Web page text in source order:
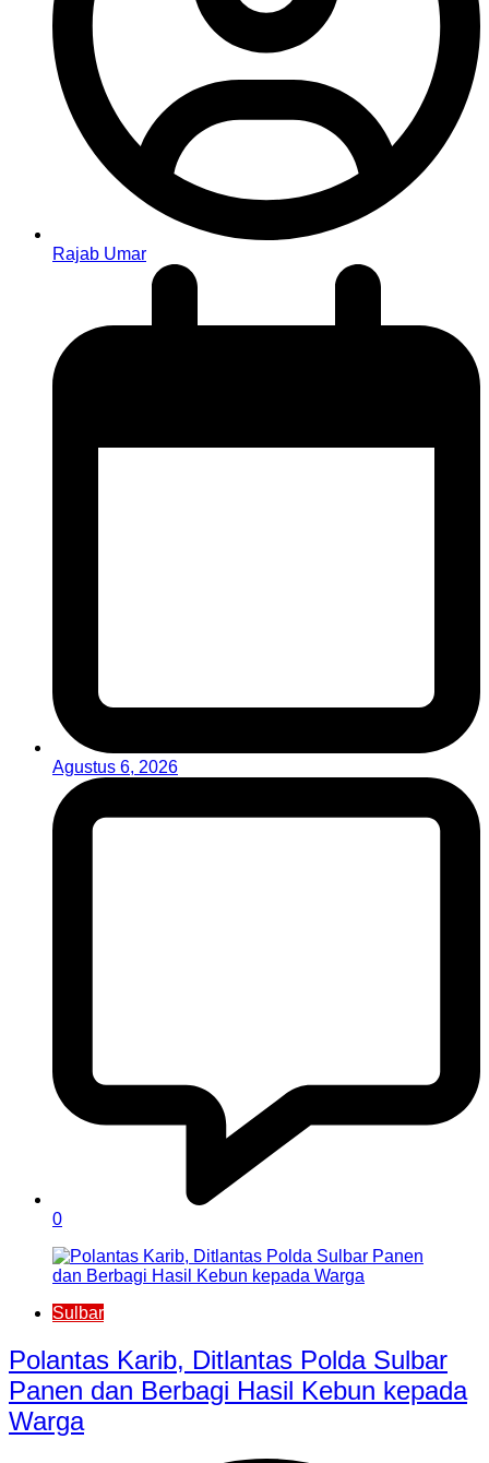
Rajab Umar
Agustus 6, 2026
0
Sulbar
Polantas Karib, Ditlantas Polda Sulbar
Panen dan Berbagi Hasil Kebun kepada
Warga